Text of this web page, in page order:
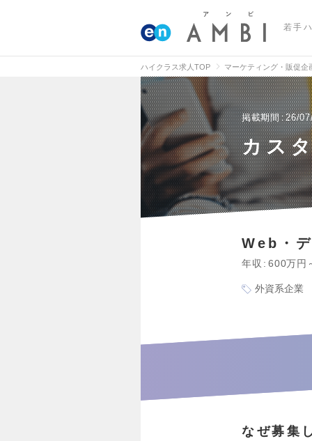
若手
ハイクラス求人TOP マーケティング・販促企
掲載期間 26/
カス
Web・
年収 600万円
外資系企業
なぜ募集